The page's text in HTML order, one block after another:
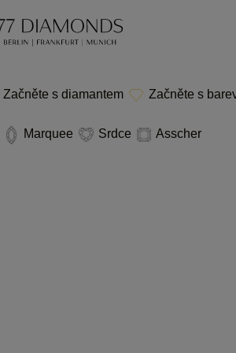
Začněte s diamantem
Začněte s
Marquee Srdce
Asscher